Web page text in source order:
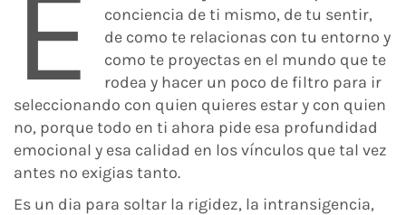
E
conciencia de ti mismo, de tu sentir,
de como te relacionas con tu entorno y
como te proyectas en el mundo que te
rodea y hacer un poco de filtro para ir
seleccionando con quien quieres estar y con quien
no, porque todo en ti ahora pide esa profundidad
emocional y esa calidad en los vínculos que tal vez
antes no exigias tanto.
Es un dia para soltar la rigidez, la intransigencia,